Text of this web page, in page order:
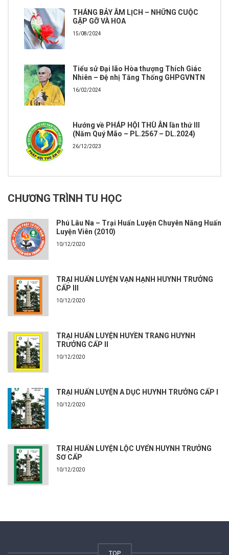
THÁNG BẢY ÂM LỊCH – NHỮNG CUỘC
GẶP GỠ VÀ HOA
15/08/2024
Tiểu sử Đại lão Hòa thượng Thích Giác
Nhiên – Đệ nhị Tăng Thống GHPGVNTN
16/02/2024
Hướng về PHÁP HỘI THÙ ÂN lần thứ III
(Năm Quý Mão – PL.2567 – DL.2024)
26/12/2023
CHƯƠNG TRÌNH TU HỌC
Phú Lâu Na – Trại Huấn Luyện Chuyên Năng Huấn
Luyện Viên (2010)
10/12/2020
TRẠI HUẤN LUYỆN VẠN HẠNH HUYNH TRƯỞNG
CẤP III
10/12/2020
TRẠI HUẤN LUYỆN HUYỀN TRANG HUYNH
TRƯỞNG CẤP II
10/12/2020
TRẠI HUẤN LUYỆN A DỤC HUYNH TRƯỞNG CẤP I
10/12/2020
TRẠI HUẤN LUYỆN LỘC UYỂN HUYNH TRƯỞNG
SƠ CẤP
10/12/2020
TOP